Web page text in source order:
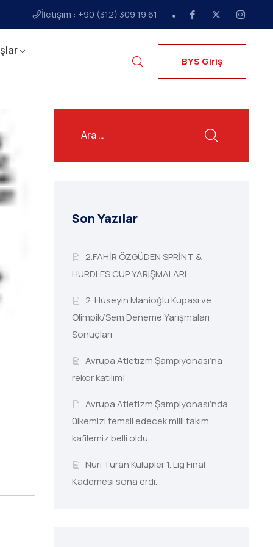
İletişim : +90 (312) 309 19 61
BYS Giriş
Son Yazılar
2.FAHİR ÖZGÜDEN SPRİNT &
HURDLES CUP YARIŞMALARI
2. Hüseyin Manioğlu Kupası ve
Olimpik/Sem Deneme Yarışmaları
Sonuçları
Avrupa Atletizm Şampiyonası’na
rekor katılım!
Avrupa Atletizm Şampiyonası’nda
ülkemizi temsil edecek milli takım
kafilemiz belli oldu
Nuri Turan Kulüpler 1. Lig Final
Kademesi sona erdi.